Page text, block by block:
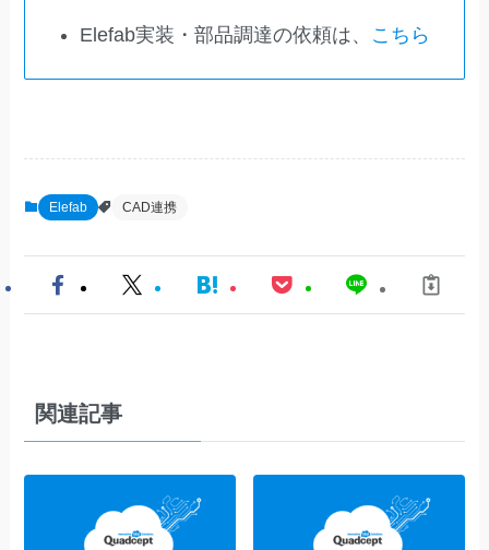
Elefab実装・部品調達の依頼は、 こちら
Elefab CAD連携
関連記事